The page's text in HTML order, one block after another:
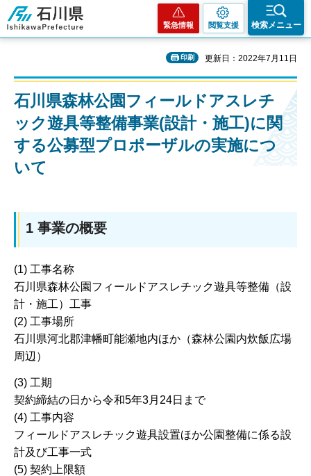
石川県
緊急情報 閲覧支援 検索メニュー
印刷 更新日：2022年7月11日
石川県森林公園フィールドアスレチ
ック遊具等整備事業(設計・施工)に関
する公募型プロポーザルの実施につ
いて
1 事業の概要
(1) 工事名称
石川県森林公園フィールドアスレチック遊具等整備（設
計・施工）工事
(2) 工事場所
石川県河北郡津幡町能瀬地内ほか（森林公園内炊飯広場
周辺）
(3) 工期
契約締結の日から令和5年3月24日まで
(4) 工事内容
フィールドアスレチック遊具設置ほか公園整備に係る設
計及び工事一式
(5) 契約上限額